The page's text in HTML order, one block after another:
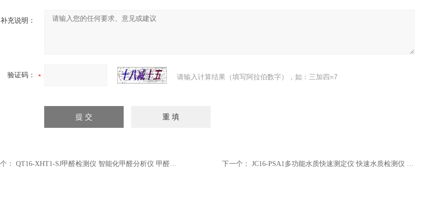
补充说明：
验证码： 请输入计算结果（填写阿拉伯数字），如：三加四=7
： QT16-XHT1-SJ甲醛检测仪 智能化甲醛分析仪 甲醛检测仪 甲醛监测仪 下一个： JC16-PSA1多功能水质快速测定仪 快速水质检测仪 自动化水质分析仪